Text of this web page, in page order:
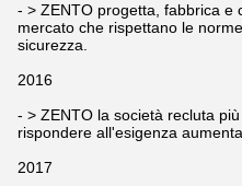
- > ZENTO progetta, fabbrica e
mercato che rispettano le
sicurezza.
2016
- > ZENTO la società recluta
rispondere all'esigenza
2017